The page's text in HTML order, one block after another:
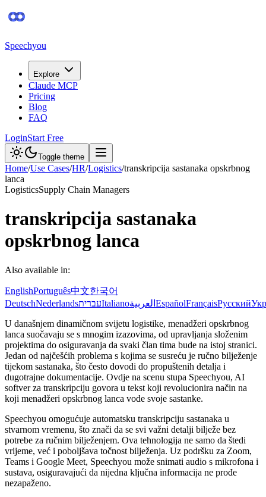
Speechyou
Explore
Claude MCP
Pricing
Blog
FAQ
LoginStart Free
Toggle theme
Home/Use Cases/HR/Logistics/transkripcija sastanaka opskrbnog
lanca
LogisticsSupply Chain Managers
transkripcija sastanaka
opskrbnog lanca
Also available in:
EnglishPortuguês中文한국어
DeutschNederlandsעבריתItalianoالعربية EspañolFrançaisРусский
U današnjem dinamičnom svijetu logistike, menadžeri opskrbnog
lanca suočavaju se s mnogim izazovima, od upravljanja složenim
projektima do osiguravanja da svaki član tima bude na istoj stranici.
Jedan od najčešćih problema s kojima se susreću je ručno bilježenje
tijekom sastanaka, što često dovodi do propuštenih detalja i
dugotrajne dokumentacije. Ovdje na scenu stupa Speechyou, AI
softver za transkripciju govora u tekst koji revolucionira način na
koji menadžeri opskrbnog lanca vode svoje sastanke.
Speechyou omogućuje automatsku transkripciju sastanaka u
stvarnom vremenu, što znači da se svi važni detalji bilježe bez
potrebe za ručnim bilježenjem. Ova tehnologija ne samo da štedi
vrijeme, već i poboljšava točnost bilježenja. Uz podršku za Zoom,
Teams i Google Meet, Speechyou može snimati audio s mikrofona i
sustava, osiguravajući da nijedna ključna informacija ne prođe
nezapaženo.